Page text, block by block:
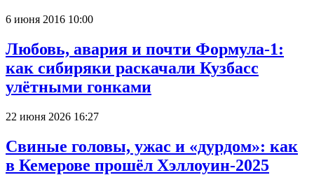
6 июня 2016 10:00
Любовь, авария и почти Формула-1:
как сибиряки раскачали Кузбасс
улётными гонками
22 июня 2026 16:27
Свиные головы, ужас и «дурдом»: как
в Кемерове прошёл Хэллоуин-2025